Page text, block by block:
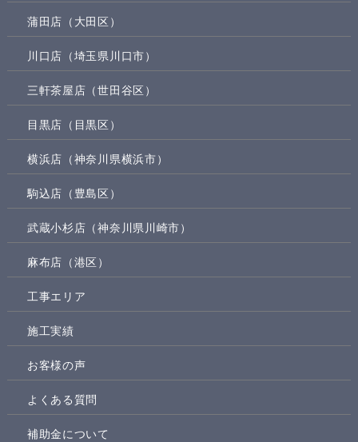
蒲田店（大田区）
川口店（埼玉県川口市）
三軒茶屋店（世田谷区）
目黒店（目黒区）
横浜店（神奈川県横浜市）
駒込店（豊島区）
武蔵小杉店（神奈川県川崎市）
麻布店（港区）
工事エリア
施工実績
お客様の声
よくある質問
補助金について